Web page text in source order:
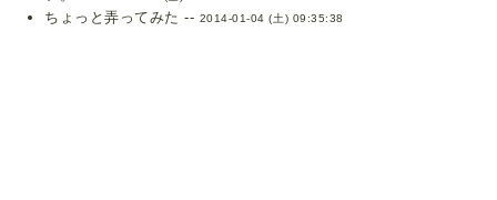
ちょっと弄ってみた -- 2014-01-04 (土) 09:35:38